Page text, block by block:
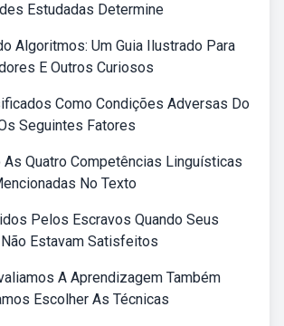
Estudadas Determine
Algoritmos: Um Guia Ilustrado Para
E Outros Curiosos
Como Condições Adversas Do
Seguintes Fatores
As Quatro Competências Linguísticas
No Texto
Pelos Escravos Quando Seus
Estavam Satisfeitos
A Aprendizagem Também
Escolher As Técnicas